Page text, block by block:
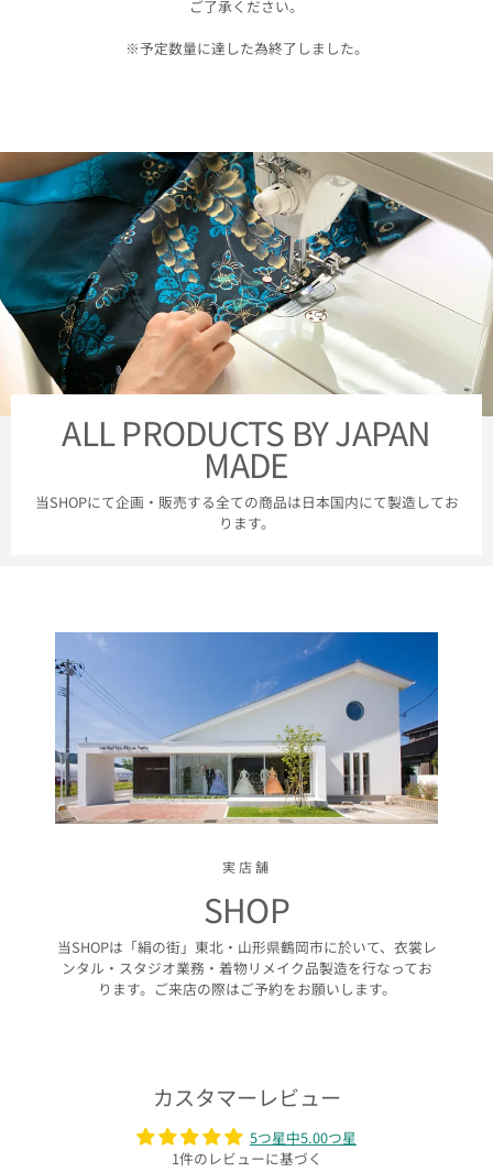
ご了承ください。
※予定数量に達した為終了しました。
ALL PRODUCTS BY JAPAN
MADE
当SHOPにて企画・販売する全ての商品は日本国内にて製造してお
ります。
実店舗
SHOP
当SHOPは「絹の街」東北・山形県鶴岡市に於いて、衣裳レ
ンタル・スタジオ業務・着物リメイク品製造を行なってお
ります。ご来店の際はご予約をお願いします。
カスタマーレビュー
5つ星中5.00つ星
1件のレビューに基づく